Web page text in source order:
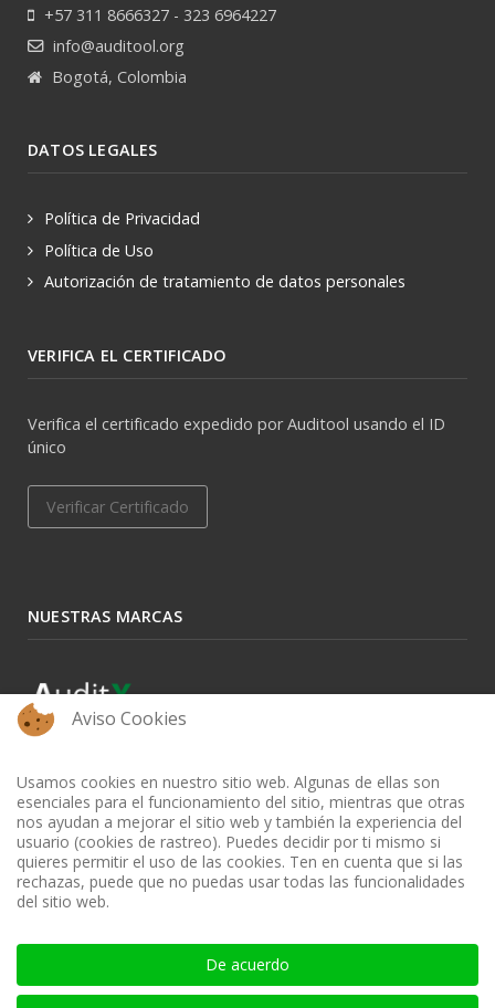
+57 311 8666327 - 323 6964227
info@auditool.org
Bogotá, Colombia
DATOS LEGALES
Política de Privacidad
Política de Uso
Autorización de tratamiento de datos personales
VERIFICA EL CERTIFICADO
Verifica el certificado expedido por Auditool usando el ID
único
Verificar Certificado
NUESTRAS MARCAS
BIBLIOTECA AUDITOOL - ISSN: 2665-1696 y 2665-3508
Aviso Cookies
Usamos cookies en nuestro sitio web. Algunas de ellas son
esenciales para el funcionamiento del sitio, mientras que otras
nos ayudan a mejorar el sitio web y también la experiencia del
usuario (cookies de rastreo). Puedes decidir por ti mismo si
quieres permitir el uso de las cookies. Ten en cuenta que si las
rechazas, puede que no puedas usar todas las funcionalidades
del sitio web.
De acuerdo